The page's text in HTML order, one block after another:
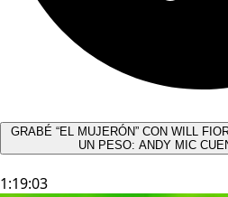
GRABÉ “EL MUJERÓN” CON WILL
UN PESO: ANDY MIC
1:19:03